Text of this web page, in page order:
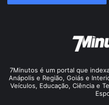
7Minutos é um portal que
Anápolis e Região, Goiás e
Veículos, Educação, Ciência e